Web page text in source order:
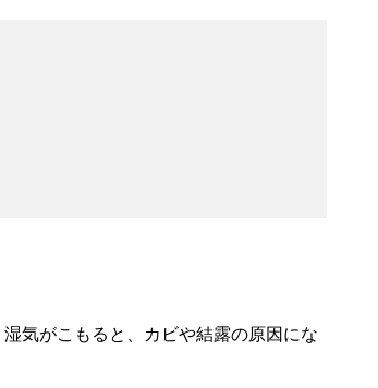
気がこもると、カビや結露の原因にな